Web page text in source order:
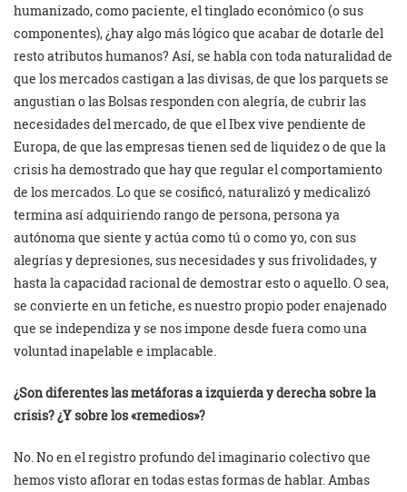
humanizado, como paciente, el tinglado económico (o sus
componentes), ¿hay algo más lógico que acabar de dotarle del
resto atributos humanos? Así, se habla con toda naturalidad de
que los mercados castigan a las divisas, de que los parquets se
angustian o las Bolsas responden con alegría, de cubrir las
necesidades del mercado, de que el Ibex vive pendiente de
Europa, de que las empresas tienen sed de liquidez o de que la
crisis ha demostrado que hay que regular el comportamiento
de los mercados. Lo que se cosificó, naturalizó y medicalizó
termina así adquiriendo rango de persona, persona ya
autónoma que siente y actúa como tú o como yo, con sus
alegrías y depresiones, sus necesidades y sus frivolidades, y
hasta la capacidad racional de demostrar esto o aquello. O sea,
se convierte en un fetiche, es nuestro propio poder enajenado
que se independiza y se nos impone desde fuera como una
voluntad inapelable e implacable.
¿Son diferentes las metáforas a izquierda y derecha sobre la
crisis? ¿Y sobre los «remedios»?
No. No en el registro profundo del imaginario colectivo que
hemos visto aflorar en todas estas formas de hablar. Ambas